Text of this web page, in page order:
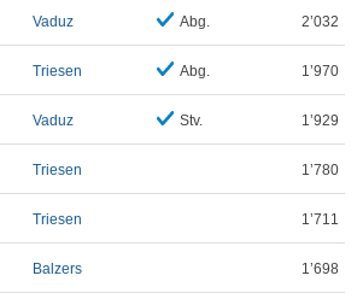
Vaduz Abg. 2’032
Triesen Abg. 1’970
Vaduz Stv. 1’929
Triesen 1’780
Triesen 1’711
Balzers 1’698